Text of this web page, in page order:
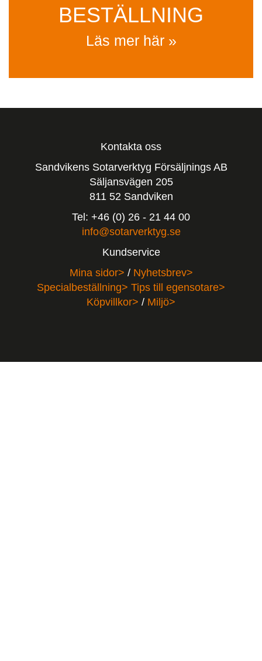
BESTÄLLNING
Läs mer här »
Kontakta oss
Sandvikens Sotarverktyg Försäljnings AB
Säljansvägen 205
811 52 Sandviken
Tel: +46 (0) 26 - 21 44 00
info@sotarverktyg.se
Kundservice
Mina sidor> / Nyhetsbrev>
Specialbeställning> Tips till egensotare>
Köpvillkor> / Miljö>